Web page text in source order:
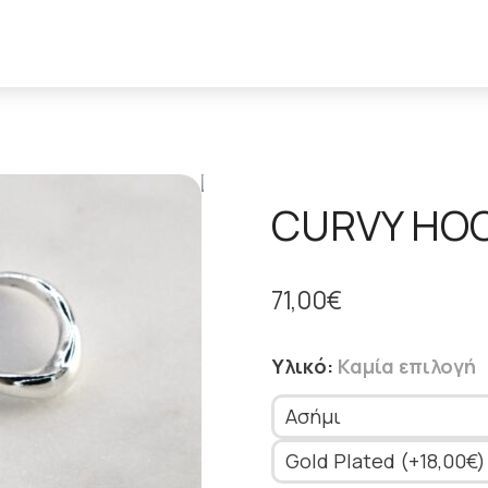
CURVY
71,00€
Υλικό: Καμία επιλογή
Ασήμι
Gold Plated (+18,00€)